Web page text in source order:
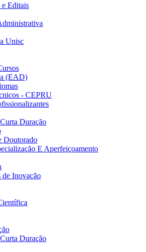
e Editais
Unisc
(EAD)
- CEPRU
Duração
Doutorado
E Aperfeiçoamento
de Inovação
Duração